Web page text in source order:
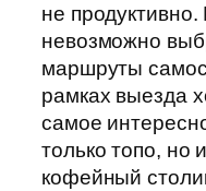
не
невозможно
маршруты
рамках выезда
самое
только топо,
кофейный